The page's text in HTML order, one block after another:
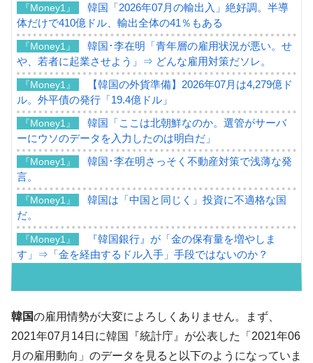
『Money1』
韓国「2026年07月の輸出入」絶好調。半導
体だけで410億ドル、輸出全体の41％もある
『Money1』
韓国･李在明「青年層の雇用状況が悪い。せ
や、若者に起業させよう」⇒ どんな雇用対策だソレ。
『Money1』
【韓国の外貨準備】2026年07月は4,279億ド
ル。外平債の発行「19.4億ドル」
『Money1』
韓国「ここは北朝鮮なのか。選管がサーバ
ーにウソのデータを入力したのは明白だ」
『Money1』
韓国･李在明さっそく不動産対策で浅薄な発
言。
『Money1』
韓国は「中国と同じく」投資に不適格な国
だ。
『Money1』
『韓国銀行』が「金の保有量を増やしま
す」⇒「金を経由するドル入手」手段ではないのか？
ル」まで拡大 ⇒ 海外資金の動きに強く左右される状態
『Money1』
韓国･帰ってきた李在明。李在明を支持しな
い「50.5％」に上昇
『Money1』
韓国大統領府ボンクラ政策室長が告発され
韓国の雇用情勢が大変によろしくありません。まず、
2021年07月14日に韓国『統計庁』が公表した「2021年06
月の雇用動向」のデータを見ると以下のようになっていま